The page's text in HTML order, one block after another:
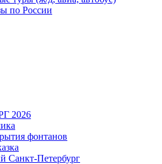
по России
2026
фонтанов
Санкт-Петербург